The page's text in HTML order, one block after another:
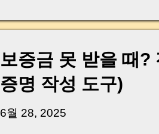
public
proper
avoiding
방의 주소
보증금 못 받을 때?
증명 작성 도구)
6월 28, 2025